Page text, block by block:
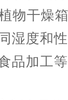
物干燥
湿度和
品加工